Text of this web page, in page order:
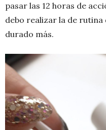
pasar las 12 horas de
debo realizar la de rutina
durado más.